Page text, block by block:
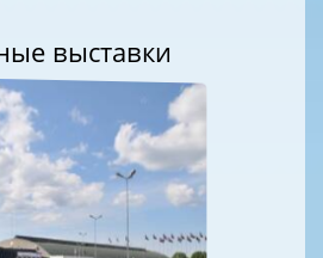
выставки